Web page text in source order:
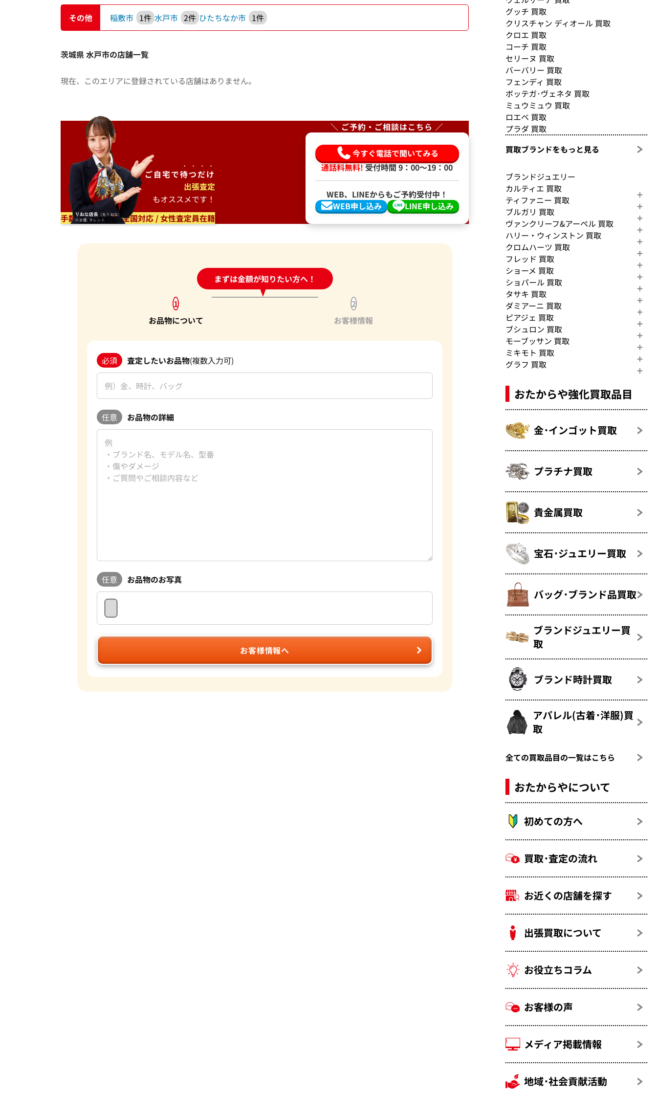
その他 稲敷市 1件 水戸市 2件 ひたちなか市 1件
茨城県 水戸市の店舗一覧
現在、このエリアに登録されている店舗はありません。
ご自宅で待つだけ
出張査定
もオススメです！
手数料無料 / 日本全国対応 / 女性査定員在籍
＼ ご予約・ご相談はこちら ／
今すぐ電話で聞いてみる
通話料無料!受付時間 9：00〜19：00
WEB、LINEからもご予約受付中！
WEB申し込み
LINE申し込み
まずは金額が知りたい方へ！
24時間受付中!問い合わせフォーム
1
お品物について
2
お客様情報
必須 査定したいお品物(複数入力可)
任意 お品物の詳細
任意 お品物のお写真
お客様情報へ
グッチ 買取
クリスチャン ディオール 買取
クロエ 買取
コーチ 買取
セリーヌ 買取
バーバリー 買取
フェンディ 買取
ボッテガ･ヴェネタ 買取
ミュウミュウ 買取
ロエベ 買取
プラダ 買取
買取ブランドをもっと見る
ブランドジュエリー
カルティエ 買取
ティファニー 買取
ブルガリ 買取
ヴァンクリーフ&アーペル 買取
ハリー・ウィンストン 買取
クロムハーツ 買取
フレッド 買取
ショーメ 買取
ショパール 買取
タサキ 買取
ダミアーニ 買取
ピアジェ 買取
ブシュロン 買取
モーブッサン 買取
ミキモト 買取
グラフ 買取
おたからや強化買取品目
金･インゴット買取
プラチナ買取
貴金属買取
宝石･ジュエリー買取
バッグ･ブランド品買取
ブランドジュエリー買
取
ブランド時計買取
アパレル(古着･洋服)買
取
全ての買取品目の一覧はこちら
おたからやについて
初めての方へ
買取･査定の流れ
お近くの店舗を探す
出張買取について
お役立ちコラム
お客様の声
メディア掲載情報
地域･社会貢献活動